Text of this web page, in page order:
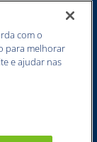
com o
para melhorar
e ajudar nas